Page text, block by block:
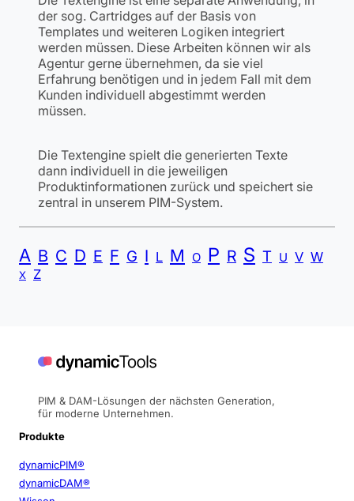
der sog. Cartridges auf der Basis von
Templates und weiteren Logiken integriert
werden müssen. Diese Arbeiten können wir als
Agentur gerne übernehmen, da sie viel
Erfahrung benötigen und in jedem Fall mit dem
Kunden individuell abgestimmt werden
müssen.
Die Textengine spielt die generierten Texte
dann individuell in die jeweiligen
Produktinformationen zurück und speichert sie
zentral in unserem PIM-System.
A B C D E F G I L M O P R S T U V W
X Z
PIM & DAM-Lösungen der nächsten Generation,
für moderne Unternehmen.
Produkte
dynamicPIM®
dynamicDAM®